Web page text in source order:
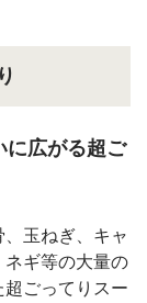
に広がる超ご
玉ねぎ、キャ
ギ等の大量の
ごってりスー